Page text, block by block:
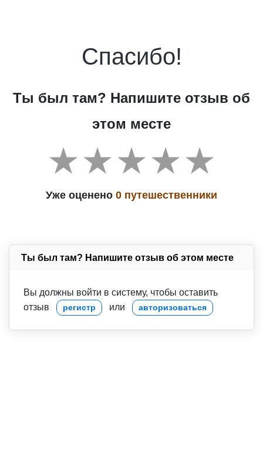
Спасибо!
Ты был там? Напишите отзыв об
этом месте
Уже оценено 0 путешественники
Ты был там? Напишите отзыв об этом месте
Вы должны войти в систему, чтобы оставить
отзыв
регистр или авторизоваться